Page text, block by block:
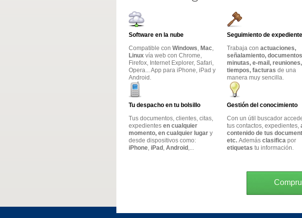
Software en la nube
Compatible con Windows, Mac,
Linux vía web con Chrome,
Firefox, Internet Explorer, Safari,
Opera... App para iPhone, iPad y
Android.
Seguimiento de
Trabaja con actuaciones,
señalamiento,
minutas, e-mail, reuniones,
tiempos, facturas de una
manera muy sencilla.
Tu despacho en tu bolsillo
Tus documentos, clientes, citas,
expedientes en cualquier
momento, en cualquier lugar y
desde dispositivos como:
iPhone, iPad , Android ,...
Gestión del conocimiento
Con un útil buscador
tus contactos, expedientes,
contenido de tus
etc. Además clasifica por
etiquetas tu información.